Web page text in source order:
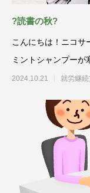
?読書の秋?
こんにちは！ニコサ
ミントシャンプーが
ンターか
2024.10.21 就労継